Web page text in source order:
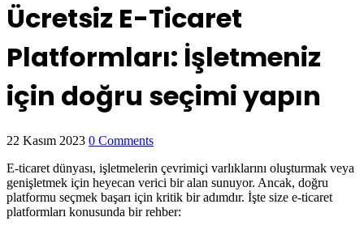
Ücretsiz E-Ticaret
Platformları: İşletmeniz
için doğru seçimi yapın
22 Kasım 2023 0 Comments
E-ticaret dünyası, işletmelerin çevrimiçi varlıklarını oluşturmak veya
genişletmek için heyecan verici bir alan sunuyor. Ancak, doğru
platformu seçmek başarı için kritik bir adımdır. İşte size e-ticaret
platformları konusunda bir rehber: